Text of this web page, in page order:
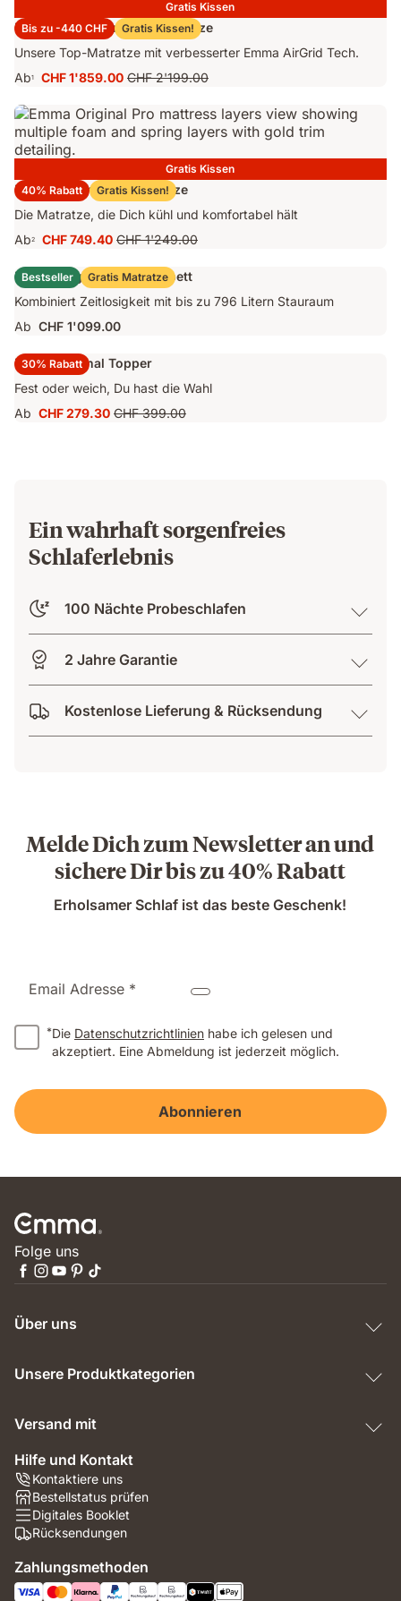
Gratis Kissen
Bis zu -440 CHF
Gratis Kissen!
Emma Performance 26 Matratze
Unsere Top-Matratze mit verbesserter Emma AirGrid Tech.
Ab1
Preis
CHF 1'859.00 Ursprünglicher
CHF 2'199.00
CHF 2'199.00
Gratis Kissen
40% Rabatt
Gratis Kissen!
Emma Original Pro Matratze
Die Matratze, die Dich kühl und komfortabel hält
Ab2
Preis
CHF 749.40
CHF 749.40 Ursprünglicher
Preis
CHF 1'249.00
CHF 1'249.00
Bestseller Gratis Matratze
Emma Original Stauraumbett
Kombiniert Zeitlosigkeit mit bis zu 796 Litern Stauraum
Ab CHF 1'099.00
30% Rabatt
Emma Original Topper
Fest oder weich, Du hast die Wahl
Ab Preis
CHF 279.30 Ursprünglicher
CHF 399.00
Ein wahrhaft sorgenfreies
Schlaferlebnis
100 Nächte Probeschlafen
2 Jahre Garantie
Kostenlose Lieferung & Rücksendung
Melde Dich zum Newsletter an und
sichere Dir bis zu 40% Rabatt
Erholsamer Schlaf ist das beste Geschenk!
Email Adresse *
*Die Datenschutzrichtlinien habe ich gelesen und
akzeptiert. Eine Abmeldung ist jederzeit möglich.
Abonnieren
Folge uns
Über uns
Unsere Produktkategorien
Versand mit
Hilfe und Kontakt
Kontaktiere uns
Bestellstatus prüfen
Digitales Booklet
Rücksendungen
Zahlungsmethoden